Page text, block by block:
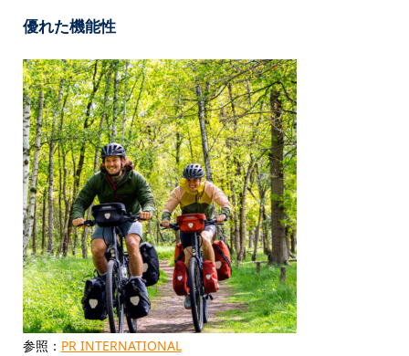
優れた機能性
参照： PR INTERNATIONAL